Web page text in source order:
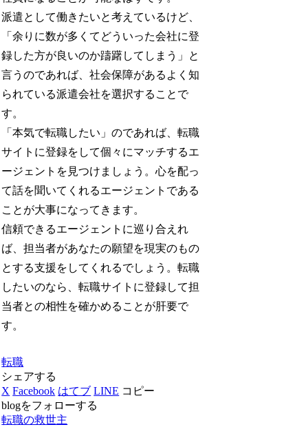
派遣として働きたいと考えているけど、
「余りに数が多くてどういった会社に登
録した方が良いのか躊躇してしまう」と
言うのであれば、社会保障があるよく知
られている派遣会社を選択することで
す。
「本気で転職したい」のであれば、転職
サイトに登録をして個々にマッチするエ
ージェントを見つけましょう。心を配っ
て話を聞いてくれるエージェントである
ことが大事になってきます。
信頼できるエージェントに巡り合えれ
ば、担当者があなたの願望を現実のもの
とする支援をしてくれるでしょう。転職
したいのなら、転職サイトに登録して担
当者との相性を確かめることが肝要で
す。
転職
シェアする
X Facebook はてブ LINE コピー
blogをフォローする
転職の救世主